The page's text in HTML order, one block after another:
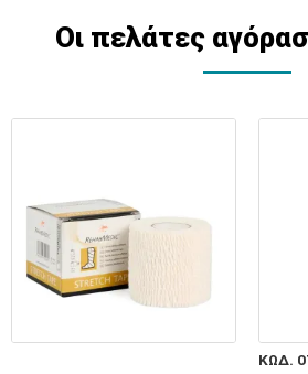
Οι πελάτες
ΚΩΔ.